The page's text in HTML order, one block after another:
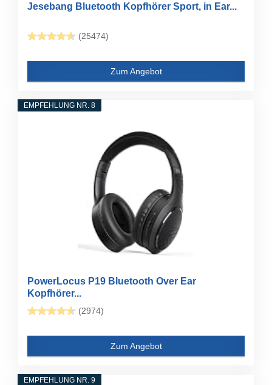
Jesebang Bluetooth Kopfhörer Sport, in Ear...
(25474)
Zum Angebot
EMPFEHLUNG NR. 8
PowerLocus P19 Bluetooth Over Ear
Kopfhörer...
(2974)
Zum Angebot
EMPFEHLUNG NR. 9